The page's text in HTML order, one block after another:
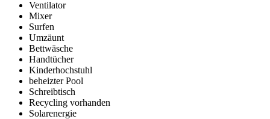
Ventilator
Mixer
Surfen
Umzäunt
Bettwäsche
Handtücher
Kinderhochstuhl
beheizter Pool
Schreibtisch
Recycling vorhanden
Solarenergie